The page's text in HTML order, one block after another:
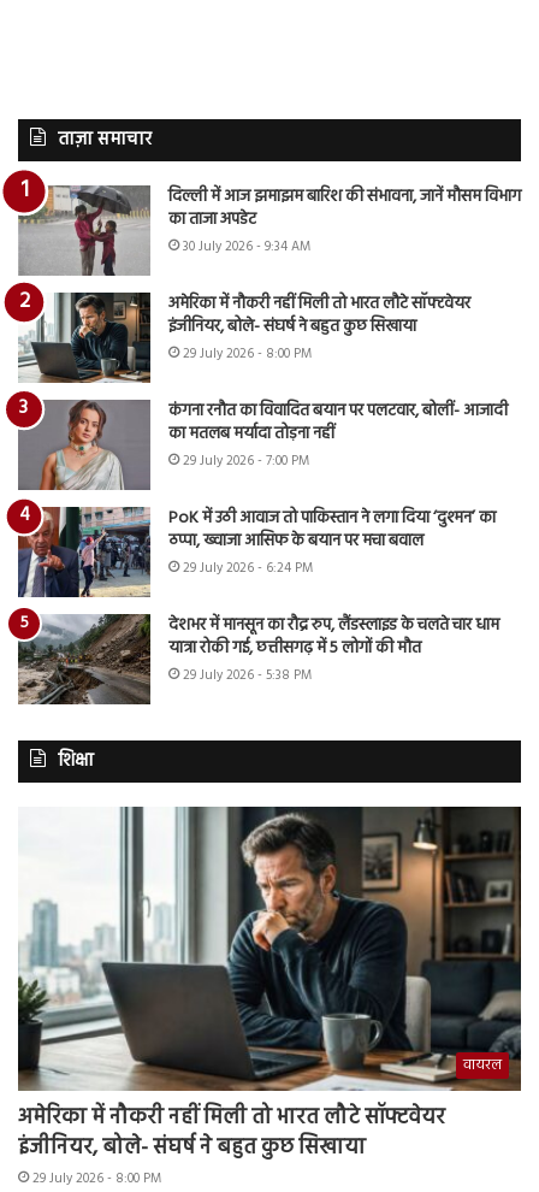
ताज़ा समाचार
दिल्ली में आज झमाझम बारिश की संभावना, जानें मौसम विभाग
का ताजा अपडेट
30 July 2026 - 9:34 AM
अमेरिका में नौकरी नहीं मिली तो भारत लौटे सॉफ्टवेयर
इंजीनियर, बोले- संघर्ष ने बहुत कुछ सिखाया
29 July 2026 - 8:00 PM
कंगना रनौत का विवादित बयान पर पलटवार, बोलीं- आजादी
का मतलब मर्यादा तोड़ना नहीं
29 July 2026 - 7:00 PM
PoK में उठी आवाज तो पाकिस्तान ने लगा दिया ‘दुश्मन’ का
ठप्पा, ख्वाजा आसिफ के बयान पर मचा बवाल
29 July 2026 - 6:24 PM
देशभर में मानसून का रौद्र रुप, लैंडस्लाइड के चलते चार धाम
यात्रा रोकी गई, छत्तीसगढ़ में 5 लोगों की मौत
29 July 2026 - 5:38 PM
शिक्षा
वायरल
अमेरिका में नौकरी नहीं मिली तो भारत लौटे सॉफ्टवेयर
इंजीनियर, बोले- संघर्ष ने बहुत कुछ सिखाया
29 July 2026 - 8:00 PM